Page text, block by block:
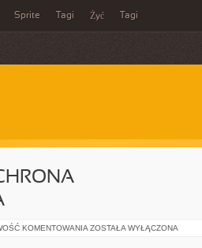
Sprite Tagi Żyć Tagi
KOMENTOWANIA FARBY
ZOSTAŁA WYŁĄCZONA